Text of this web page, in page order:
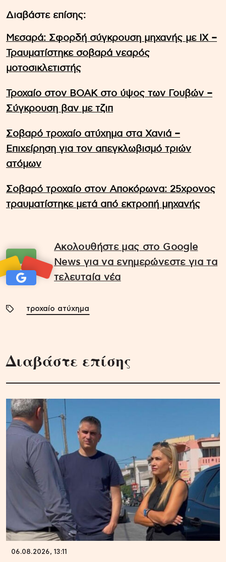
Διαβάστε επίσης:
Μεσαρά: Σφορδή σύγκρουση μηχανής με ΙΧ –
Τραυματίστηκε σοβαρά νεαρός
μοτοσικλετιστής
Τροχαίο στον ΒΟΑΚ στο ύψος των Γουβών –
Σύγκρουση βαν με τζιπ
Σοβαρό τροχαίο ατύχημα στα Χανιά –
Επιχείρηση για τον απεγκλωβισμό τριών
ατόμων
Σοβαρό τροχαίο στον Αποκόρωνα: 25χρονος
τραυματίστηκε μετά από εκτροπή μηχανής
Ακολουθήστε μας στο Google
News για να ενημερώνεστε για τα
τελευταία νέα
τροχαίο ατύχημα
Διαβάστε επίσης
06.08.2026, 13:11